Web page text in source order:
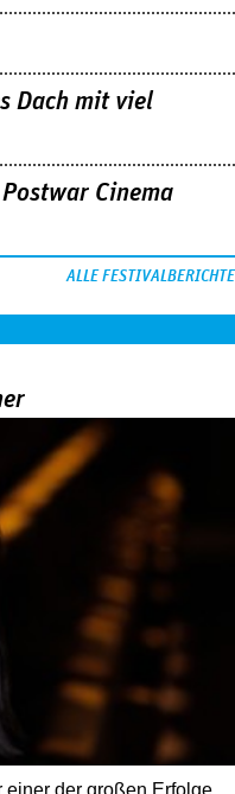
Cinema
ALLE FESTIVALBERICHTE
der großen Erfolge
Reflexion über eine
wird … Die Regisseurin